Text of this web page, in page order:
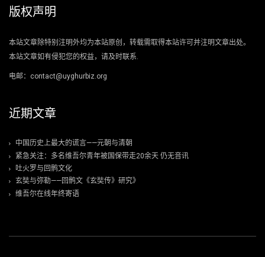
版权声明
本站文章除特别注明外均为本站原创，转载需取得本站许可并注明文章出处。
本站文章如有侵犯您的权益，请及时联系.
电邮：contact@uyghurbiz.org
近期文章
中国历史上最大的谎言——元朝与清朝
紧急关注：多名维吾尔青年被国保带走20余天 仍无音讯
吐火罗与回鹘文化
玄奘与弥勒——回鹘文《玄奘传》研究》
维吾尔在线年终寄语